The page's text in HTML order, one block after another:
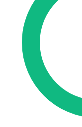
SEO-Beratung
Beratung
SEO-Mentoring
So funktioniert es
Sprache
🇪🇸 ES
🇬🇧 EN